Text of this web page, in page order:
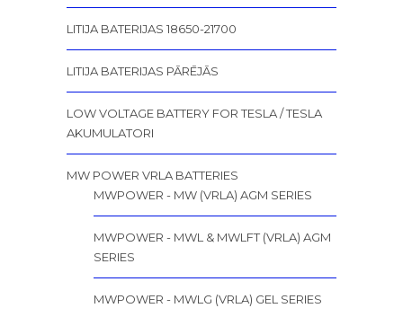
LITIJA BATERIJAS 18650-21700
LITIJA BATERIJAS PĀRĒJĀS
LOW VOLTAGE BATTERY FOR TESLA / TESLA
AKUMULATORI
MW POWER VRLA BATTERIES
MWPOWER - MW (VRLA) AGM SERIES
MWPOWER - MWL & MWLFT (VRLA) AGM
SERIES
MWPOWER - MWLG (VRLA) GEL SERIES